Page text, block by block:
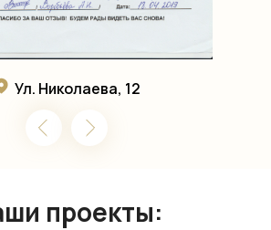
Ул. Николаева, 12
проекты: